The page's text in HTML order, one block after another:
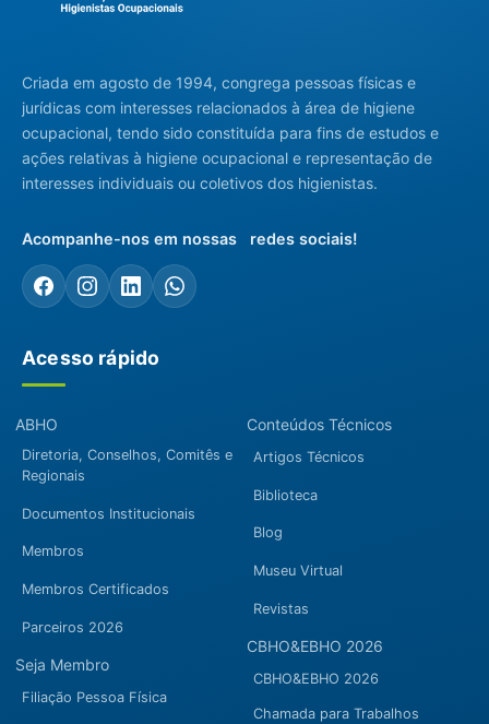
Criada em agosto de 1994, congrega pessoas físicas e
jurídicas com interesses relacionados à área de higiene
ocupacional, tendo sido constituída para fins de estudos e
ações relativas à higiene ocupacional e representação de
interesses individuais ou coletivos dos higienistas.
Acompanhe-nos em nossas redes sociais!
Acesso rápido
ABHO
Diretoria, Conselhos, Comitês e
Regionais
Documentos Institucionais
Membros
Membros Certificados
Parceiros 2026
Seja Membro
Filiação Pessoa Física
Conteúdos Técnicos
Artigos Técnicos
Biblioteca
Blog
Museu Virtual
Revistas
CBHO&EBHO 2026
CBHO&EBHO 2026
Chamada para Trabalhos